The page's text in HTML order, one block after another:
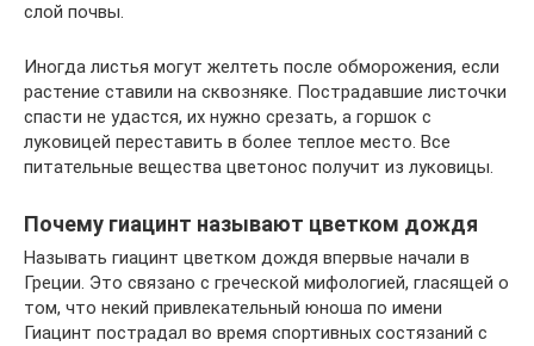
слой почвы.
Иногда листья могут желтеть после обморожения, если
растение ставили на сквозняке. Пострадавшие листочки
спасти не удастся, их нужно срезать, а горшок с
луковицей переставить в более теплое место. Все
питательные вещества цветонос получит из луковицы.
Почему гиацинт называют цветком дождя
Называть гиацинт цветком дождя впервые начали в
Греции. Это связано с греческой мифологией, гласящей о
том, что некий привлекательный юноша по имени
Гиацинт пострадал во время спортивных состязаний с